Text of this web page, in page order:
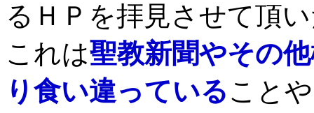
るＨＰを拝見させて頂
これは聖教新聞やその
り食い違っていること